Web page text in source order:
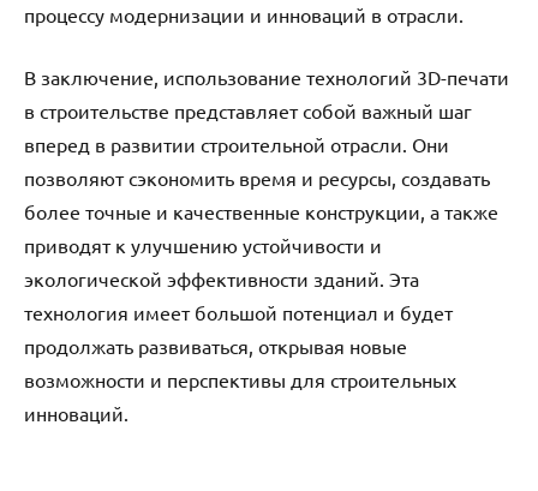
процессу модернизации и инноваций в отрасли.
В заключение, использование технологий 3D-печати
в строительстве представляет собой важный шаг
вперед в развитии строительной отрасли. Они
позволяют сэкономить время и ресурсы, создавать
более точные и качественные конструкции, а также
приводят к улучшению устойчивости и
экологической эффективности зданий. Эта
технология имеет большой потенциал и будет
продолжать развиваться, открывая новые
возможности и перспективы для строительных
инноваций.